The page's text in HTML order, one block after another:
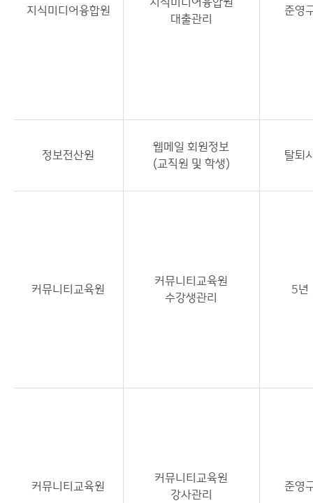
지식미디어융합원
대출관리
준영
정보전산원
웹메일 회원정보
(교직원 및 학생)
탈퇴
커뮤니티교육원
커뮤니티교육원
수강생관리
5년
커뮤니티교육원
커뮤니티교육원
강사관리
준영